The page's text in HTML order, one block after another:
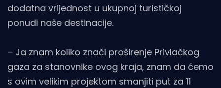
dodatna vrijednost u ukupnoj turističkoj
ponudi naše destinacije.
– Ja znam koliko znači proširenje Privlačkog
gaza za stanovnike ovog kraja, znam da ćemo
s ovim velikim projektom smanjiti put za 11